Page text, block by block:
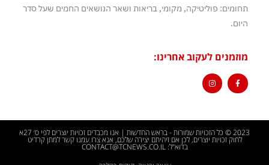
תחומים: פוליטיקה, מקומי, בריאות ושאר הנושאים החמים שעל סדר
היום.
מוזמנים לעקוב אחרינו:
2023 © כל הזכויות שמורות - בראש החדשות | אנו מכבדים זכויות יוצרים לפי ס׳ 27א
לחוק זכויות יוצרים, לכן אם זיהיתם יצירה שלכם, אנא צרו עמנו קשר למתן קרדיט
בדוא"ל: CONTACT@TCNEWS.CO.IL